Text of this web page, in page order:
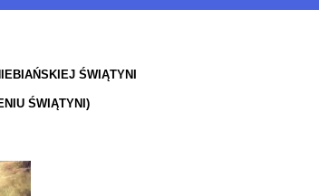
ŚWIĄTYNI
ŚWIĄTYNI)